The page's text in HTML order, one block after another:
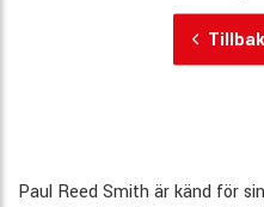
Paul Reed Smith är känd för